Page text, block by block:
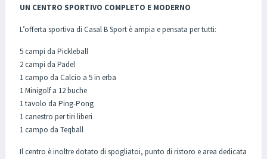
UN CENTRO SPORTIVO COMPLETO E MODERNO
L’offerta sportiva di Casal B Sport è ampia e pensata per tutti:
5 campi da Pickleball
2 campi da Padel
1 campo da Calcio a 5 in erba
1 Minigolf a 12 buche
1 tavolo da Ping-Pong
1 canestro per tiri liberi
1 campo da Teqball
Il centro è inoltre dotato di spogliatoi, punto di ristoro e area dedicata